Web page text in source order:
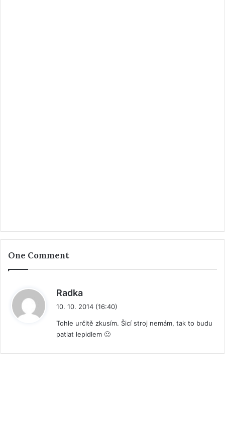
One Comment
Radka
s
a
10. 10. 2014 (16:40)
Tohle určitě zkusím. Šicí stroj nemám, tak to budu
patlat lepidlem 🙂